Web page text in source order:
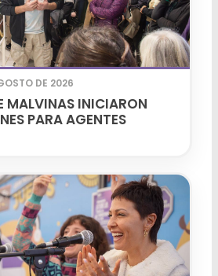
DE 2026
MALVINAS INICIARON
PARA AGENTES